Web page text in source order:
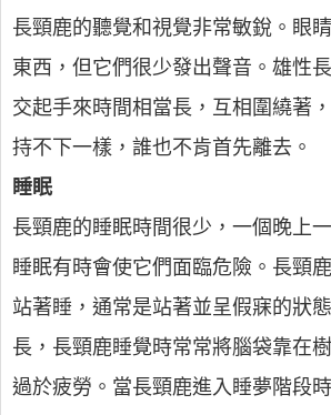
長頸鹿的聽覺和視覺非常敏銳。眼
東西，但它們很少發出聲音。雄性長
交起手來時間相當長，互相圍繞著
持不下一樣，誰也不肯首先離去。
睡眠
長頸鹿的睡眠時間很少，一個晚上
睡眠有時會使它們面臨危險。長頸
站著睡，通常是站著並呈假寐的狀
長，長頸鹿睡覺時常常將腦袋靠在
過於疲勞。當長頸鹿進入睡夢階段